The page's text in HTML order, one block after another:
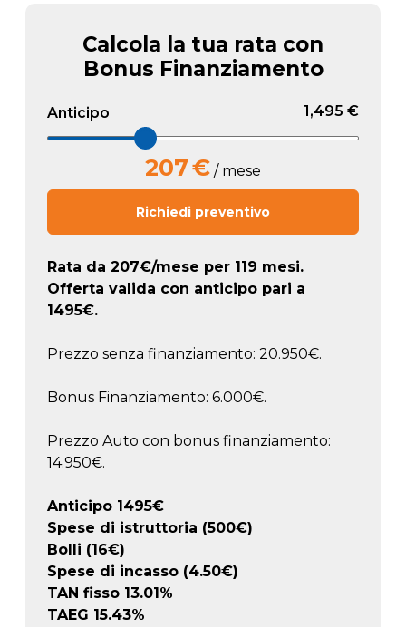
Calcola la tua rata con
Bonus Finanziamento
Anticipo 1,495 €
207€ / mese
Richiedi preventivo
Rata da 207€/mese per 119 mesi.
Offerta valida con anticipo pari a
1495€.
Prezzo senza finanziamento: 20.950€.
Bonus Finanziamento: 6.000€.
Prezzo Auto con bonus finanziamento:
14.950€.
Anticipo 1495€
Spese di istruttoria (500€)
Bolli (16€)
Spese di incasso (4.50€)
TAN fisso 13.01%
TAEG 15.43%